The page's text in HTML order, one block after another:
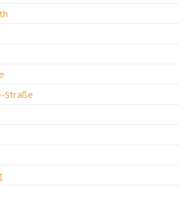
Straße